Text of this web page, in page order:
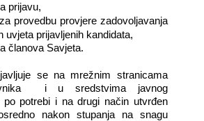
prijavu,
provedbu provjere zadovoljavanja
uvjeta prijavljenih kandidata,
članova Savjeta.
se na mrežnim stranicama
i u sredstvima javnog
po potrebi i na drugi način utvrđen
nakon stupanja na snagu